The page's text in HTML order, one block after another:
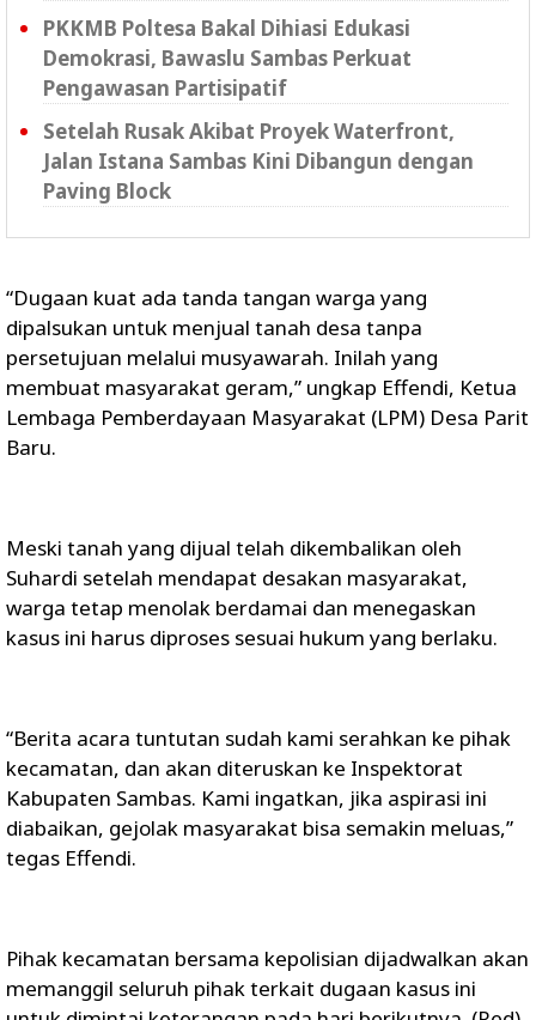
PKKMB Poltesa Bakal Dihiasi Edukasi
Demokrasi, Bawaslu Sambas Perkuat
Pengawasan Partisipatif
Setelah Rusak Akibat Proyek Waterfront,
Jalan Istana Sambas Kini Dibangun dengan
Paving Block
“Dugaan kuat ada tanda tangan warga yang
dipalsukan untuk menjual tanah desa tanpa
persetujuan melalui musyawarah. Inilah yang
membuat masyarakat geram,” ungkap Effendi, Ketua
Lembaga Pemberdayaan Masyarakat (LPM) Desa Parit
Baru.
Meski tanah yang dijual telah dikembalikan oleh
Suhardi setelah mendapat desakan masyarakat,
warga tetap menolak berdamai dan menegaskan
kasus ini harus diproses sesuai hukum yang berlaku.
“Berita acara tuntutan sudah kami serahkan ke pihak
kecamatan, dan akan diteruskan ke Inspektorat
Kabupaten Sambas. Kami ingatkan, jika aspirasi ini
diabaikan, gejolak masyarakat bisa semakin meluas,”
tegas Effendi.
Pihak kecamatan bersama kepolisian dijadwalkan akan
memanggil seluruh pihak terkait dugaan kasus ini